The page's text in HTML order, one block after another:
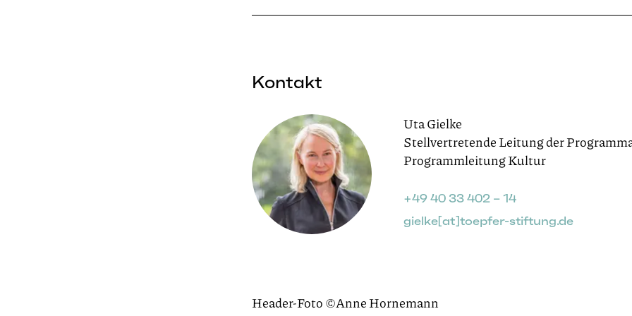
Kontakt
Uta Gielke
Stellvertretende Leitung der
Programmleitung Kultur
+49 40 33 402 – 14
gielke[at]toepfer-stiftung.de
Header-Foto ©Anne Hornemann